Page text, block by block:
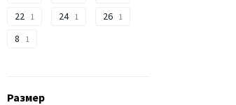
22 1 24 1 26 1
8 1
Размер